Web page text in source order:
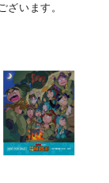
います。